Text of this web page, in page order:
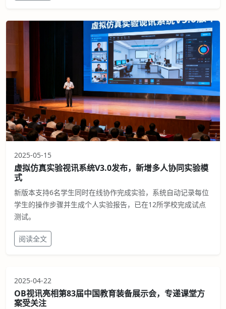
2025-05-15
虚拟仿真实验视讯系统V3.0发布，新增多人协同实验模
式
新版本支持6名学生同时在线协作完成实验，系统自动记录每位
学生的操作步骤并生成个人实验报告，已在12所学校完成试点
测试。
阅读全文
2025-04-22
OB视讯亮相第83届中国教育装备展示会，专递课堂方
案受关注